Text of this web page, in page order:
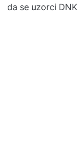
da se uzorci